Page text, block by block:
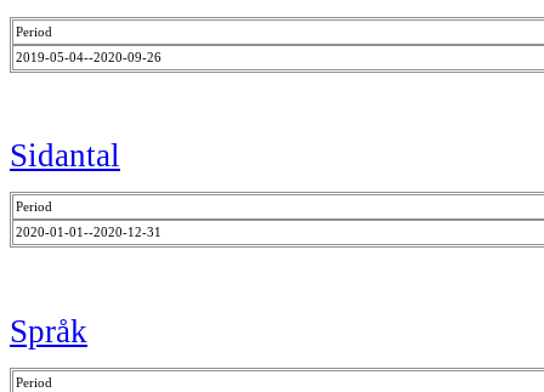
Period
2019-05-04--2020-09-26
Sidantal
Period
2020-01-01--2020-12-31
Språk
Period